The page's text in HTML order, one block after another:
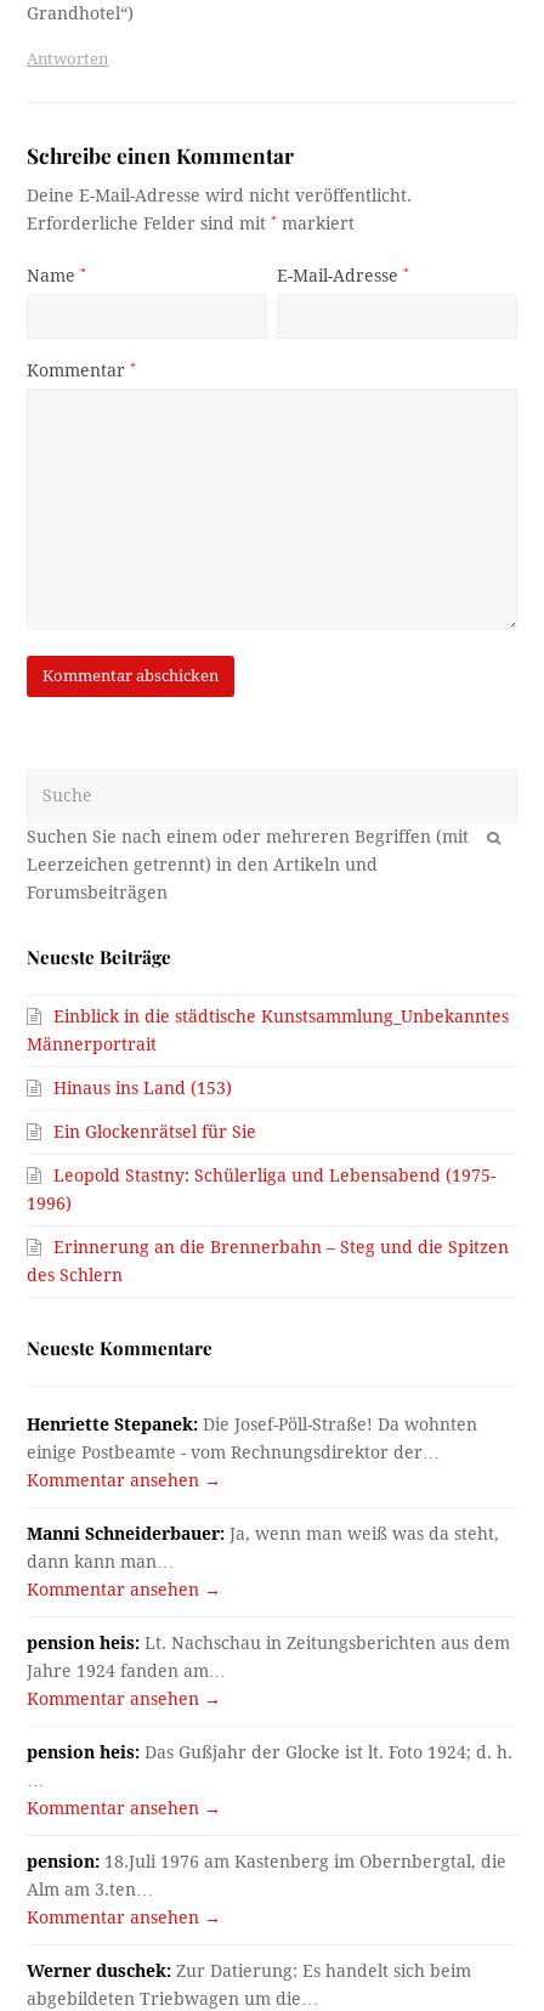
Grandhotel“)
Antworten
Schreibe einen Kommentar
Deine E-Mail-Adresse wird nicht veröffentlicht.
Erforderliche Felder sind mit* markiert
Name* E-Mail-Adresse*
Kommentar*
OK
Neueste Beiträge
Einblick in die städtische Kunstsammlung_Unbekanntes
Männerportrait
Hinaus ins Land (153)
Ein Glockenrätsel für Sie
Leopold Stastny: Schülerliga und Lebensabend (1975-
1996)
Erinnerung an die Brennerbahn – Steg und die Spitzen
des Schlern
Neueste Kommentare
Henriette Stepanek: Die Josef-Pöll-Straße! Da wohnten
einige Postbeamte - vom Rechnungsdirektor der…
Kommentar ansehen →
Manni Schneiderbauer: Ja, wenn man weiß was da steht,
dann kann man…
Kommentar ansehen →
pension heis: Lt. Nachschau in Zeitungsberichten aus dem
Jahre 1924 fanden am…
Kommentar ansehen →
pension heis: Das Gußjahr der Glocke ist lt. Foto 1924; d. h.
Kommentar ansehen →
pension: 18.Juli 1976 am Kastenberg im Obernbergtal, die
Alm am 3.ten…
Kommentar ansehen →
Werner duschek: Zur Datierung: Es handelt sich beim
abgebildeten Triebwagen um die…